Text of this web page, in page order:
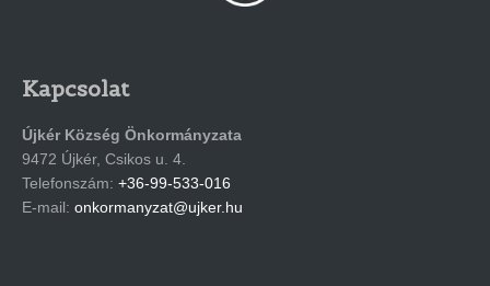
Kapcsolat
Újkér Község Önkormányzata
9472 Újkér, Csikos u. 4.
Telefonszám: +36-99-533-016
E-mail: onkormanyzat@ujker.hu